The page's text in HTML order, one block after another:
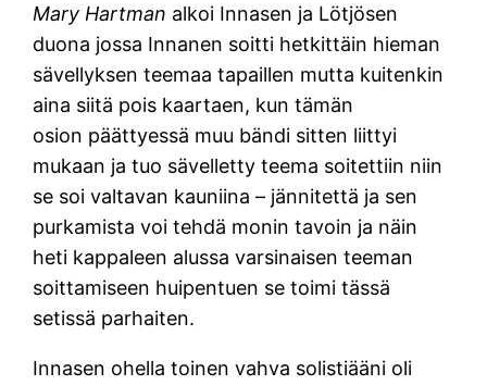
Mary Hartman alkoi Innasen ja Lötjösen
duona jossa Innanen soitti hetkittäin hieman
sävellyksen teemaa tapaillen mutta kuitenkin
aina siitä pois kaartaen, kun tämän
osion päättyessä muu bändi sitten liittyi
mukaan ja tuo sävelletty teema soitettiin niin
se soi valtavan kauniina – jännitettä ja sen
purkamista voi tehdä monin tavoin ja näin
heti kappaleen alussa varsinaisen teeman
soittamiseen huipentuen se toimi tässä
setissä parhaiten.
Innasen ohella toinen vahva solistiääni oli